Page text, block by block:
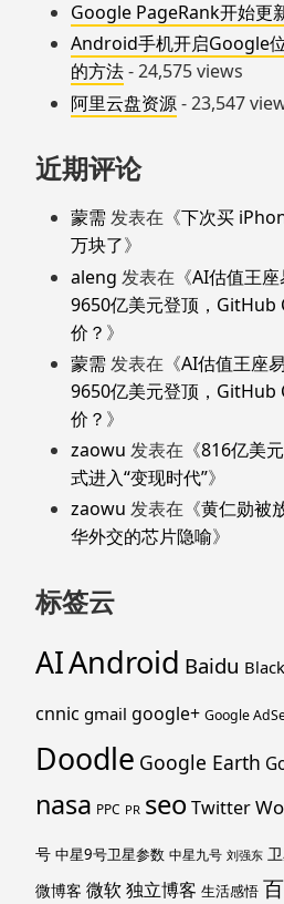
Google PageRank开始更
Android手机开启Google
的方法- 24,575 views
阿里云盘资源- 23,547
近期评论
蒙需 发表在《下次买
万块了》
aleng 发表在《AI估值王
9650亿美元登顶，
价？ 》
蒙需 发表在《AI估值王座
9650亿美元登顶，
价？ 》
zaowu 发表在《816亿美
式进入“变现时代”》
zaowu 发表在《黄仁勋被
华外交的芯片隐喻》
标签云
AIAndroid Baidu
cnnic gmail google+ Google
Doodle Google Earth
nasa PPC PR seoTwitter
号 中星9号卫星参数 中星九号 刘强东
微博客 微软独立博客 生活感悟